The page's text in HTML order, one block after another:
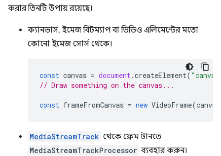
করার তিনটি উপায় রয়েছে।
ক্যানভাস, ইমেজ বিটম্যাপ বা ভিডিও এলিমেন্টের মতো
কোনো ইমেজ সোর্স থেকে।
const canvas = document .createElement(
// Draw something on the canvas...
const frameFromCanvas = new VideoFrame(canvas
MediaStreamTrack থেকে ফ্রেম টানতে
MediaStreamTrackProcessor ব্যবহার করুন।